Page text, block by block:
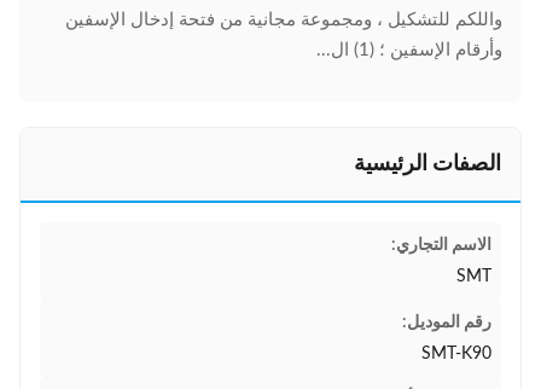
واللكم للتشكيل ، ومجموعة مجانية من فتحة إدخال الإسفين
وأرقام الإسفين ؛ (1) ال...
الصفات الرئيسية
الاسم التجاري:
SMT
رقم الموديل:
SMT-K90